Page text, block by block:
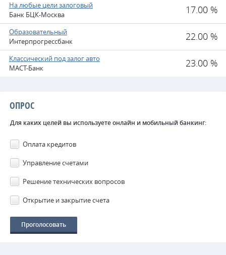
На любые цели залоговый
Банк БЦК-Москва
17.00 %
Образовательный
Интерпрогрессбанк
22.00 %
Классический под залог авто
МАСТ-Банк
23.00 %
ОПРОС
Для каких целей вы используете онлайн и мобильный банкинг:
Оплата кредитов
Управление счетами
Решение технических вопросов
Открытие и закрытие счета